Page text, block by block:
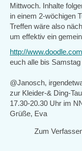
Mittwoch. Inhalte
in einem 2-wöchigen
Treffen wäre also
um effektiv ein
http://
euch alle bis
@Janosch,
zur Kleider-& Ding-
17.30-20.30 Uhr im
Grüße, Eva
Zum